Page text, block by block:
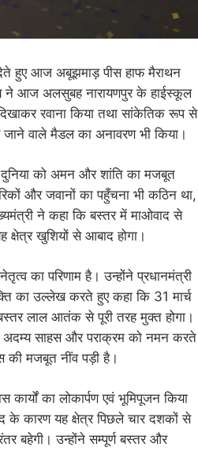
हुए आज अबूझमाड़ पीस हाफ मैराथन
ने आज अलसुबह नारायणपुर के हाईस्कूल
रवाना किया तथा सांकेतिक रूप से
जाने वाले मैडल का अनावरण भी किया।
को अमन और शांति का मजबूत
और जवानों का पहुँचना भी कठिन था,
ने कहा कि बस्तर में माओवाद से
क्षेत्र खुशियों से आबाद होगा।
का परिणाम है। उन्होंने प्रधानमंत्री
का उल्लेख करते हुए कहा कि 31 मार्च
लाल आतंक से पूरी तरह मुक्त होगा।
अदम्य साहस और पराक्रम को नमन करते
की मजबूत नींव पड़ी है।
का लोकार्पण एवं भूमिपूजन किया
के कारण यह क्षेत्र पिछले चार दशकों से
बहेगी। उन्होंने सम्पूर्ण बस्तर और